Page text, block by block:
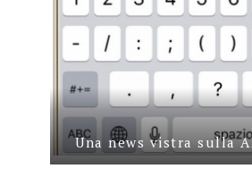
Una news vistra sulla